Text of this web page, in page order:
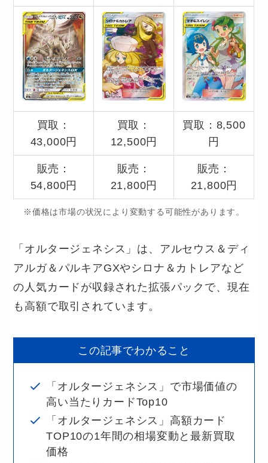
買取：
43,000円
買取：
12,500円
買取：8,500
円
販売：
54,800円
販売：
21,800円
販売：
21,800円
※価格は市場の状況により変動する可能性があります。
「オルタージェネシス」は、アルセウス＆ディ
アルガ＆パルキアGXやシロナ＆カトレアなど
の人気カードが収録された拡張パックで、現在
も高額で取引されています。
この記事でわかること
「オルタージェネシス」で市場価値の
高い当たりカードTop10
「オルタージェネシス」高額カード
TOP10の1年間の相場変動と最新買取
価格